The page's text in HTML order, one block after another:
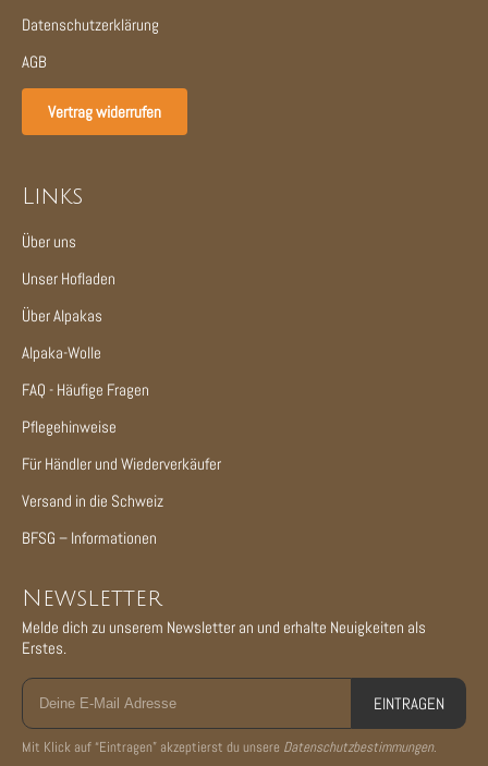
Datenschutzerklärung
AGB
Vertrag widerrufen
Links
Über uns
Unser Hofladen
Über Alpakas
Alpaka-Wolle
FAQ - Häufige Fragen
Pflegehinweise
Für Händler und Wiederverkäufer
Versand in die Schweiz
BFSG – Informationen
Newsletter
Melde dich zu unserem Newsletter an und erhalte Neuigkeiten als
Erstes.
EINTRAGEN
Mit Klick auf “Eintragen” akzeptierst du unsere Datenschutzbestimmungen.